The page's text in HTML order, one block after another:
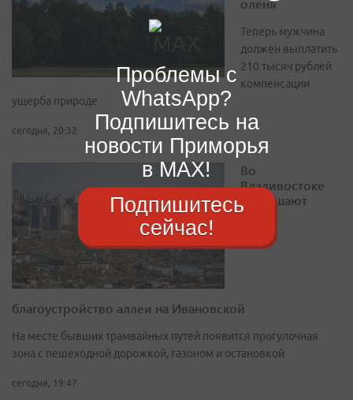
оленя
Теперь мужчина
должен выплатить
210 тысяч рублей
компенсации
ущерба природе
сегодня, 20:32
Во
Владивостоке
завершают
благоустройство аллеи на Ивановской
На месте бывших трамвайных путей появится прогулочная
зона с пешеходной дорожкой, газоном и остановкой
сегодня, 19:47
Проблемы с
WhatsApp?
Подпишитесь на
новости Приморья
в MAX!
Подпишитесь
сейчас!